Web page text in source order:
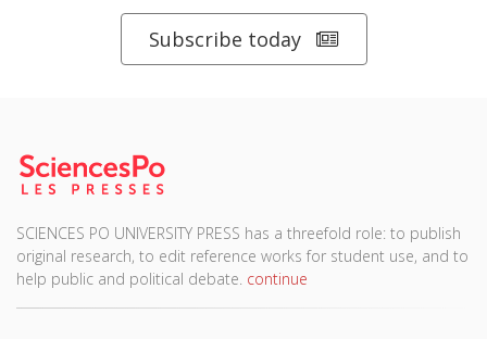
Subscribe today
SCIENCES PO UNIVERSITY PRESS has a threefold role: to publish
original research, to edit reference works for student use, and to
help public and political debate. continue